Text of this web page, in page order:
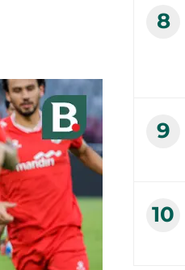
8
9
10